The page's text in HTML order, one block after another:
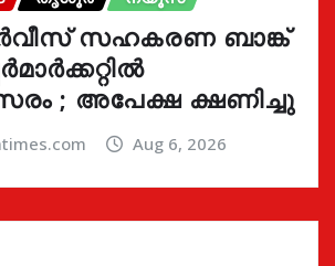
സഹകരണ ബാങ്ക്
; അപേക്ഷ ക്ഷണിച്ചു
Aug 6, 2026